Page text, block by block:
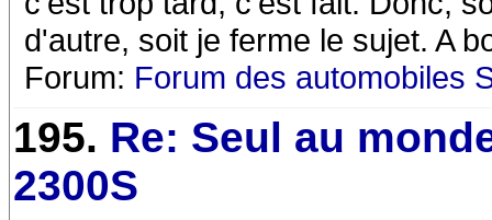
d'autre, soit je ferme le sujet. A
Forum: Forum des automobiles
195. Re: Seul au
2300S